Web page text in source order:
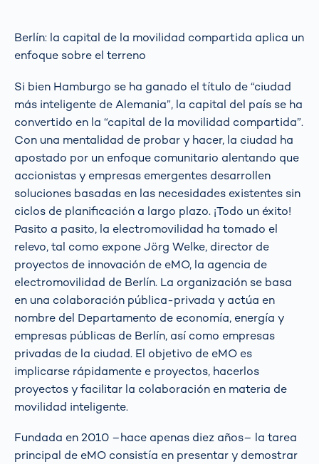
Berlín: la capital de la movilidad compartida aplica un
enfoque sobre el terreno
Si bien Hamburgo se ha ganado el título de “ciudad
más inteligente de Alemania”, la capital del país se ha
convertido en la “capital de la movilidad compartida”.
Con una mentalidad de probar y hacer, la ciudad ha
apostado por un enfoque comunitario alentando que
accionistas y empresas emergentes desarrollen
soluciones basadas en las necesidades existentes sin
ciclos de planificación a largo plazo. ¡Todo un éxito!
Pasito a pasito, la electromovilidad ha tomado el
relevo, tal como expone Jörg Welke, director de
proyectos de innovación de eMO, la agencia de
electromovilidad de Berlín. La organización se basa
en una colaboración pública-privada y actúa en
nombre del Departamento de economía, energía y
empresas públicas de Berlín, así como empresas
privadas de la ciudad. El objetivo de eMO es
implicarse rápidamente e proyectos, hacerlos
proyectos y facilitar la colaboración en materia de
movilidad inteligente.
Fundada en 2010 –hace apenas diez años– la tarea
principal de eMO consistía en presentar y demostrar